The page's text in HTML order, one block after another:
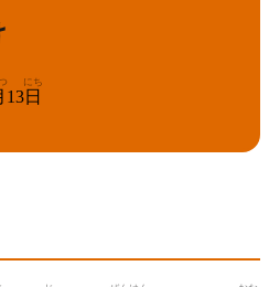
13日
にち